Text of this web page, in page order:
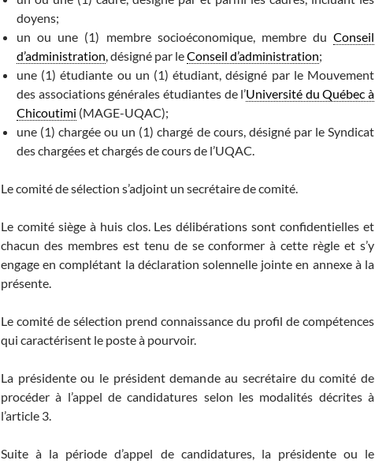
doyens;
un ou une (1) membre socioéconomique, membre du Conseil
d’administration, désigné par leConseil d’administration;
une (1) étudiante ou un (1) étudiant, désigné par le Mouvement
des associations générales étudiantes de l’Université du Québec à
Chicoutimi (MAGE-UQAC);
une (1) chargée ou un (1) chargé de cours, désigné par le Syndicat
des chargées et chargés de cours de l’UQAC.
Le comité de sélection s’adjoint un secrétaire de comité.
Le comité siège à huis clos. Les délibérations sont confidentielles et
chacun des membres est tenu de se conformer à cette règle et s’y
engage en complétant la déclaration solennelle jointe en annexe à la
présente.
Le comité de sélection prend connaissance du profil de compétences
qui caractérisent le poste à pourvoir.
La présidente ou le président demande au secrétaire du comité de
procéder à l’appel de candidatures selon les modalités décrites à
l’article 3.
Suite à la période d’appel de candidatures, la présidente ou le